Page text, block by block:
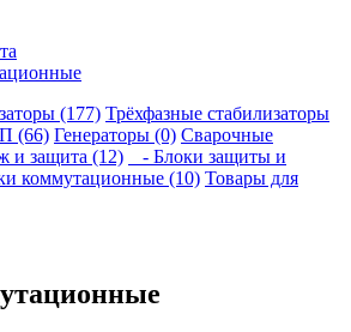
(177) Трёхфазные стабилизаторы
(66) Генераторы (0) Сварочные
и защита (12)
- Блоки защиты и
коммутационные (10) Товары для